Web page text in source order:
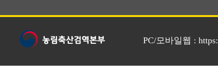
PC/모바일웹 :